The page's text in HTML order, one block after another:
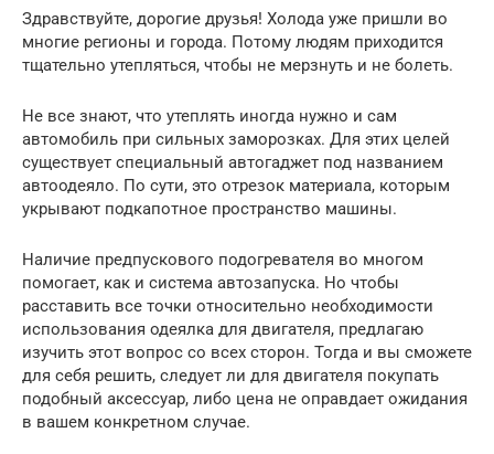
Здравствуйте, дорогие друзья! Холода уже пришли во
многие регионы и города. Потому людям приходится
тщательно утепляться, чтобы не мерзнуть и не болеть.
Не все знают, что утеплять иногда нужно и сам
автомобиль при сильных заморозках. Для этих целей
существует специальный автогаджет под названием
автоодеяло. По сути, это отрезок материала, которым
укрывают подкапотное пространство машины.
Наличие предпускового подогревателя во многом
помогает, как и система автозапуска. Но чтобы
расставить все точки относительно необходимости
использования одеялка для двигателя, предлагаю
изучить этот вопрос со всех сторон. Тогда и вы сможете
для себя решить, следует ли для двигателя покупать
подобный аксессуар, либо цена не оправдает ожидания
в вашем конкретном случае.